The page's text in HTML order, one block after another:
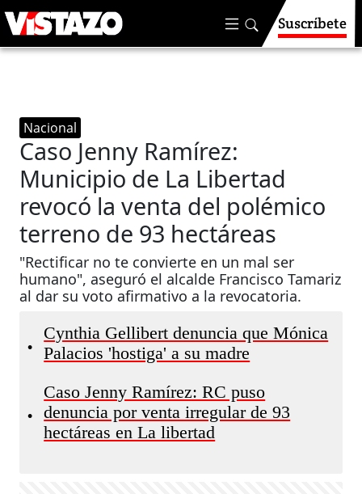
Suscríbete
Nacional
Caso Jenny Ramírez:
Municipio de La Libertad
revocó la venta del polémico
terreno de 93 hectáreas
"Rectificar no te convierte en un mal ser
humano", aseguró el alcalde Francisco Tamariz
al dar su voto afirmativo a la revocatoria.
•
Cynthia Gellibert denuncia que Mónica
Palacios 'hostiga' a su madre
•
Caso Jenny Ramírez: RC puso
denuncia por venta irregular de 93
hectáreas en La libertad